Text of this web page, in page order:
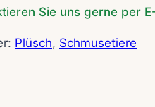
Sie uns gerne per
Plüsch, Schmusetiere